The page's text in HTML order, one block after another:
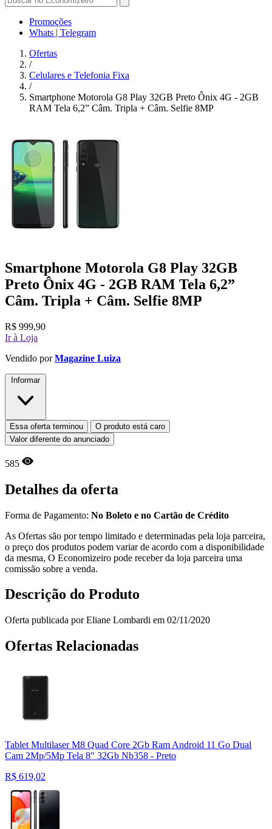
Promoções
Whats | Telegram
Ofertas
/
Celulares e Telefonia Fixa
/
Smartphone Motorola G8 Play 32GB Preto Ônix 4G - 2GB
RAM Tela 6,2” Câm. Tripla + Câm. Selfie 8MP
Smartphone Motorola G8 Play 32GB
Preto Ônix 4G - 2GB RAM Tela 6,2”
Câm. Tripla + Câm. Selfie 8MP
R$ 999,90
Ir à Loja
Vendido porMagazine Luiza
Informar
Essa oferta terminou
O produto está caro
Valor diferente do anunciado
585
Detalhes da oferta
Forma de Pagamento: No Boleto e no Cartão de Crédito
As Ofertas são por tempo limitado e determinadas pela loja parceira,
o preço dos produtos podem variar de acordo com a disponibilidade
da mesma, O Economizeiro pode receber da loja parceira uma
comissão sobre a venda.
Descrição do Produto
Oferta publicada por Eliane Lombardi em 02/11/2020
Ofertas Relacionadas
Tablet Multilaser M8 Quad Core 2Gb Ram Android 11 Go Dual
Cam 2Mp/5Mp Tela 8" 32Gb Nb358 - Preto
R$ 619,02